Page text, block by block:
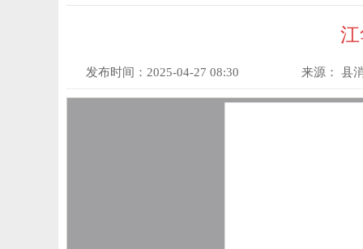
发布时间： 2025-04-27 08:30 来源： 县